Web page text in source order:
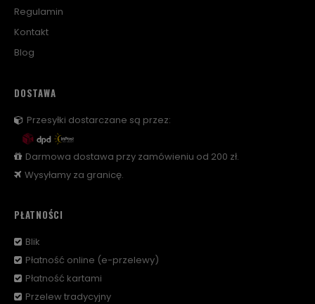
Regulamin
Kontakt
Blog
DOSTAWA
Przesyłki dostarczane są przez:
Darmowa dostawa przy zamówieniu od 200 zł.
Wysyłamy za granicę.
PŁATNOŚCI
Blik
Płatność online (e-przelewy)
Płatność kartami
Przelew tradycyjny